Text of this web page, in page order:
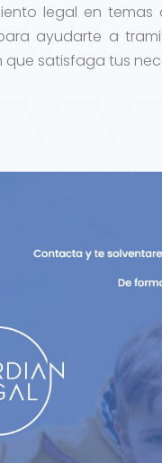
legal en
ayudarte a
satisfaga tus